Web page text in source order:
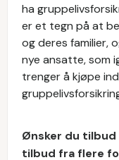
ha
er et tegn på at
og deres familier,
nye ansatte, som
trenger å kjøpe
Ønsker du tilbud
tilbud fra flere